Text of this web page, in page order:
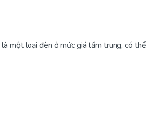
là một loại đèn ở mức giá tầm trung, có thể